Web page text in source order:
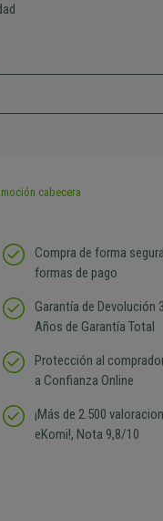
de
el envío ha
Si estoy contento
Compra de forma
formas de pago
Garantía de Devolución
Años de Garantía Total
Protección al
a Confianza Online
¡Más de 2.500
eKomi!, Nota 9,8/10